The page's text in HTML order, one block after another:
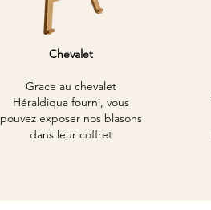
Chevalet
Grace au chevalet
Héraldiqua fourni, vous
pouvez exposer nos blasons
dans leur coffret